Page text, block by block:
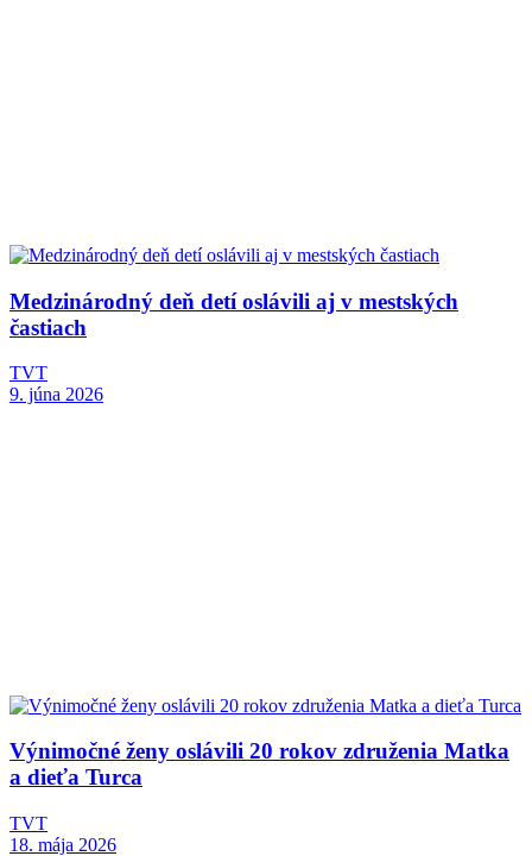
Medzinárodný deň detí oslávili aj v mestských
častiach
TVT
9. júna 2026
Výnimočné ženy oslávili 20 rokov združenia Matka
a dieťa Turca
TVT
18. mája 2026